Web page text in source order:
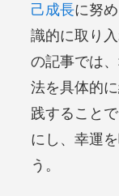
己成長に努
識的に取り
の記事では
法を具体的
践すること
にし、幸運
う。